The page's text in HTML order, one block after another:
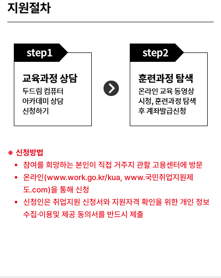
지원절차
※ 신청방법
참여를 희망하는 본인이 직접 거주지 관할 고용센터에 방문
온라인(www.work.go.kr/kua, www.국민취업지원제
도.com)을 통해 신청
신청인은 취업지원 신청서와 지원자격 확인을 위한 개인 정보
수집·이용및 제공 동의서를 반드시 제출